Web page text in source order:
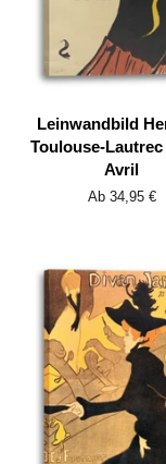
Leinwandbild
Toulouse-Lautrec
Avril
Ab 34,95 €